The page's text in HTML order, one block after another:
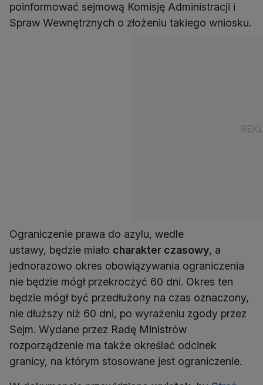
poinformować sejmową Komisję Administracji i
Spraw Wewnętrznych o złożeniu takiego wniosku.
Ograniczenie prawa do azylu, wedle
ustawy, będzie miało charakter czasowy, a
jednorazowo okres obowiązywania ograniczenia
nie będzie mógł przekroczyć 60 dni. Okres ten
będzie mógł być przedłużony na czas oznaczony,
nie dłuższy niż 60 dni, po wyrażeniu zgody przez
Sejm. Wydane przez Radę Ministrów
rozporządzenie ma także określać odcinek
granicy, na którym stosowane jest ograniczenie.